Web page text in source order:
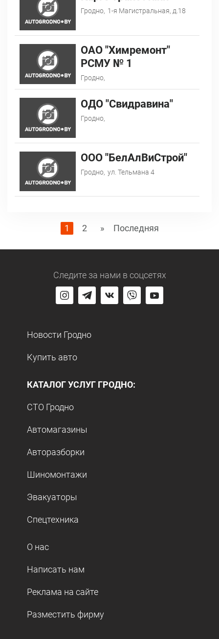
Гродно, 1-я Магистральная, д.18
ОАО "Химремонт"
РСМУ № 1
Гродно,
ОДО "Свидравина"
Гродно,
ООО "БелАлВиСтрой"
Гродно, ул. Тельмана 4
1 2 » Последняя
Следите за нами в соцсетях
Новости Гродно
Купить авто
КАТАЛОГ УСЛУГ ГРОДНО:
СТО Гродно
Автомагазины
Авторазборки
Шиномонтажи
Эвакуаторы
Спецтехника
О нас
Написать нам
Реклама на сайте
Разместить фирму